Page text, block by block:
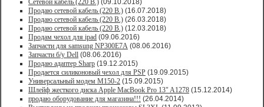
Сетевой кабель (220 В.) (09.10.2018)
Продаю сетевой кабель (220 В.) (16.07.2018)
Продаю сетевой кабель (220 В.) (26.03.2018)
Продаю сетевой кабель (220 В.) (12.03.2018)
Продам чехол для ipad (09.06.2016)
Запчасти для samsung NP300E7A (08.06.2016)
Запчасти б/у Dell (08.06.2016)
Продаю адаптер Sharp (19.12.2015)
Продается силиконовый чехол для PSP (19.09.2015)
Универсальный модем M150-2 (15.09.2015)
Шлейф жесткого диска Apple MacBook Pro 13" A1278 (15.12.2014)
продаю оборудование для магазина!!! (26.04.2014)